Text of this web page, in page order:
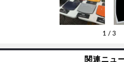
1 / 3
関連ニュ